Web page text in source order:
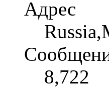
Адрес
8,722